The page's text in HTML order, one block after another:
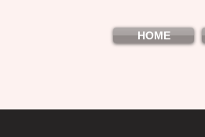
HOME